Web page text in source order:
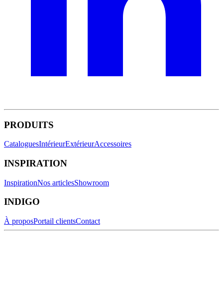
PRODUITS
CataloguesIntérieurExtérieurAccessoires
INSPIRATION
InspirationNos articlesShowroom
INDIGO
À proposPortail clientsContact